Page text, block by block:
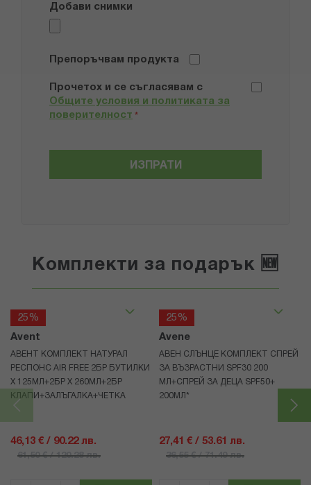
Добави снимки
Препоръчвам продукта
Прочетох и се съгласявам с
Общите условия и политиката за
поверителност *
ИЗПРАТИ
Комплекти за подарък 🆕
25%
Avent
АВЕНТ КОМПЛЕКТ НАТУРАЛ
РЕСПОНС AIR FREE 2БР БУТИЛКИ
Х 125МЛ+2БР Х 260МЛ+2БР
КЛАПИ+ЗАЛЪГАЛКА+ЧЕТКА
46,13 € / 90.22 лв.
61,50 € / 120.28 лв.
25%
Avene
АВЕН СЛЪНЦЕ КОМПЛЕКТ СПРЕЙ
ЗА ВЪЗРАСТНИ SPF30 200
МЛ+СПРЕЙ ЗА ДЕЦА SPF50+
200МЛ*
27,41 € / 53.61 лв.
36,55 € / 71.49 лв.